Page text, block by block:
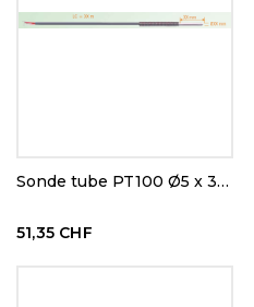
Sonde tube PT100 Ø5 x 30 mm
51,35 CHF